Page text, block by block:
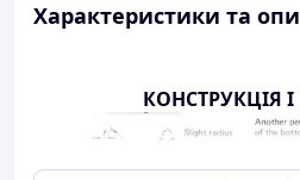
Характеристики та
КОНСТРУКЦІЯ